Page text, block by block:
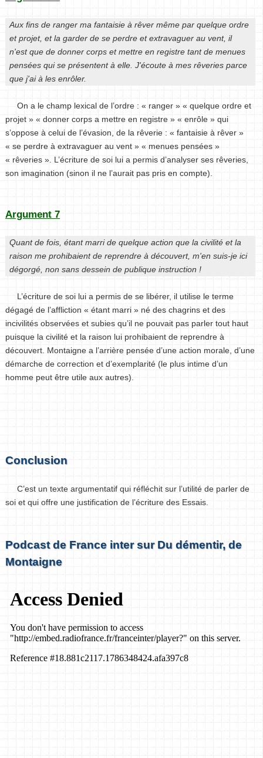
Aux fins de ranger ma fantaisie à rêver même par quelque ordre
et projet, et la garder de se perdre et extravaguer au vent, il
n'est que de donner corps et mettre en registre tant de menues
pensées qui se présentent à elle. J'écoute à mes rêveries parce
que j'ai à les enrôler.
On a le champ lexical de l’ordre : « ranger » « quelque ordre et
projet » « donner corps a mettre en registre » « enrôle » qui
s’oppose à celui de l’évasion, de la rêverie : « fantaisie à rêver »
« se perdre à extravaguer au vent » « menues pensées »
« rêveries ». L’écriture de soi lui a permis d’analyser ses rêveries,
son imagination (sinon il ne l’aurait pas pris en compte).
Argument 7
Quant de fois, étant marri de quelque action que la civilité et la
raison me prohibaient de reprendre à découvert, m'en suis-je ici
dégorgé, non sans dessein de publique instruction !
L’écriture de soi lui a permis de se libérer, il utilise le terme
dégagé de l’affliction « étant marri » né des chagrins et des
incivilités observées et subies qu’il ne pouvait pas parler tout haut
puisque la civilité et la raison lui prohibaient de reprendre à
découvert. Montaigne a l’arrière pensée d’une action morale, d’une
démarche de correction et d’exemplarité (le plus intime d’un
homme peut être utile aux autres).
Conclusion
C’est un texte argumentatif qui réfléchit sur l’utilité de parler de
soi et qui offre une justification de l’écriture des Essais.
Podcast de France inter sur Du démentir, de
Montaigne